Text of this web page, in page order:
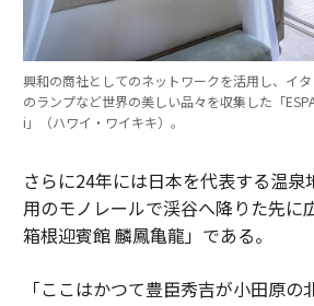
興和の商社としてのネットワークを活用し、イ
のランプなど世界の美しい品々を収集した「
i」（ハワイ・ワイキキ）。
さらに24年には日本を代表する温泉
用のモノレールで渓谷へ降りた先に
箱根迎賓館 麟鳳亀龍」である。
「ここはかつて豊臣秀吉が小田原